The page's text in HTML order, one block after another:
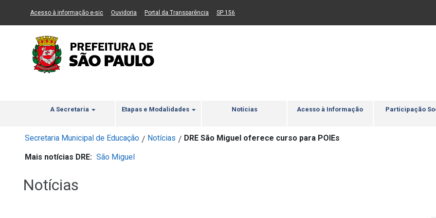
Ir ao Conteúdo Ir para menu principal 2 Ir para busca Ir para rodapé
Acesso à informação e-sic(Link para um novo sítio)
Ouvidoria (Link para um novo sítio)
Portal da Transparência (Link para um novo sítio)
SP 156
A Secretaria Etapas e Modalidades Notícias Acesso à Informação Participação
Secretaria Municipal de Educação / Notícias / DRE São Miguel oferece curso para POIEs
Mais notícias DRE: São Miguel
Notícias